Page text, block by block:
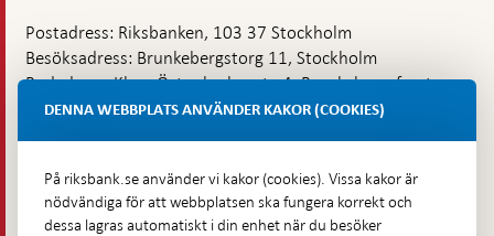
Postadress: Riksbanken, 103 37 Stockholm
Besöksadress: Brunkebergstorg 11, Stockholm
Budadress: Klara Östra kyrkogata 4, Brunkebergsfaret,
Lastplats 6
Hitta direkt
DENNA WEBBPLATS ANVÄNDER KAKOR (COOKIES)
På riksbank.se använder vi kakor (cookies). Vissa kakor är
nödvändiga för att webbplatsen ska fungera korrekt och
dessa lagras automatiskt i din enhet när du besöker